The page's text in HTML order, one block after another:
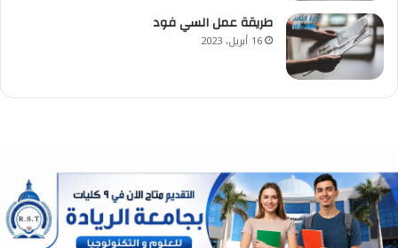
طريقة عمل السي فود
16 أبريل، 2023